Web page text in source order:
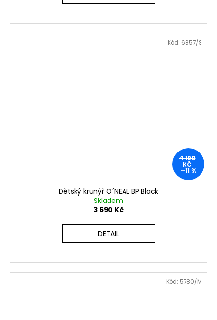
4 190
KČ
–11 %
Dětský krunýř O´NEAL BP Black
Skladem
3 690 Kč
DETAIL
Kód: 6857/S
Kód: 5780/M